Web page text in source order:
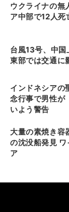
ウクライナの無
ア中部で12人
台風13号、中国
東部では交通に
インドネシアの
念行事で男性が
いよう警告
大量の素焼き容
の沈没船発見 ワ
ア